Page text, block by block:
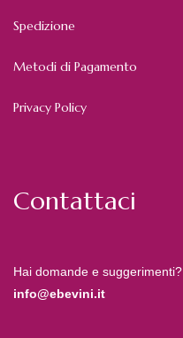
Spedizione
Metodi di Pagamento
Privacy Policy
Contattaci
Hai domande e suggerimenti?
info@ebevini.it